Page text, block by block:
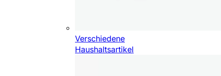
Verschiedene
Haushaltsartikel